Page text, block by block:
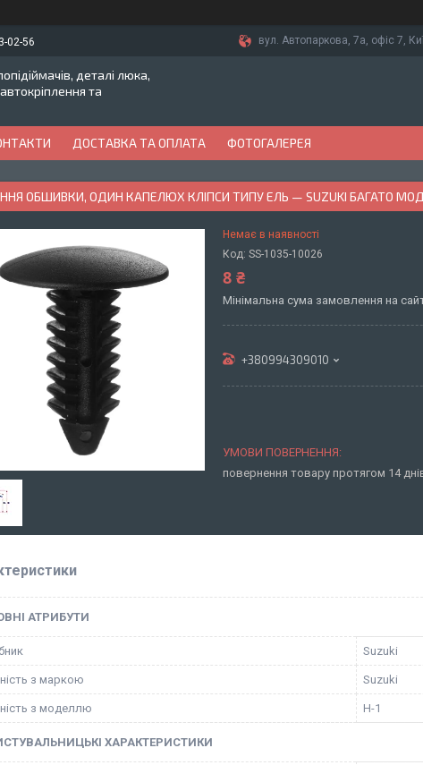
02-56 вул. Автопаркова, 7а, офіс 7,
деталі люка,
та
ДОСТАВКА ТА ОПЛАТА ФОТОГАЛЕРЕЯ
ОБШИВКИ, ОДИН КАПЕЛЮХ КЛІПСИ ТИПУ ЕЛЬ — SUZUKI БАГАТО
Немає в наявності
Код: SS-1035-10026
8 ₴
Мінімальна сума замовлення на
+380994309010
повернення товару протягом 14
АТРИБУТИ
Suzuki
з маркою Suzuki
з моделлю H-1
ХАРАКТЕРИСТИКИ